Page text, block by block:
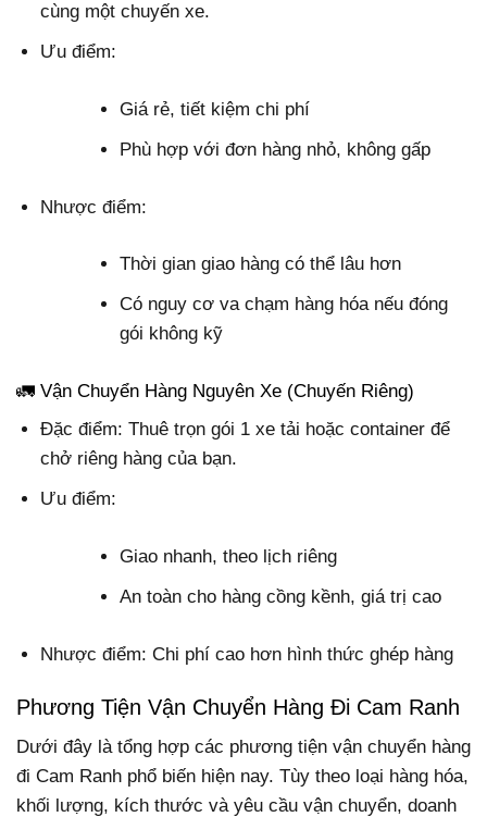
cùng một chuyến xe.
Ưu điểm:
Giá rẻ, tiết kiệm chi phí
Phù hợp với đơn hàng nhỏ, không gấp
Nhược điểm:
Thời gian giao hàng có thể lâu hơn
Có nguy cơ va chạm hàng hóa nếu đóng
gói không kỹ
🚛 Vận Chuyển Hàng Nguyên Xe (Chuyến Riêng)
Đặc điểm: Thuê trọn gói 1 xe tải hoặc container để
chở riêng hàng của bạn.
Ưu điểm:
Giao nhanh, theo lịch riêng
An toàn cho hàng cồng kềnh, giá trị cao
Nhược điểm: Chi phí cao hơn hình thức ghép hàng
Phương Tiện Vận Chuyển Hàng Đi Cam Ranh
Dưới đây là tổng hợp các phương tiện vận chuyển hàng
đi Cam Ranh phổ biến hiện nay. Tùy theo loại hàng hóa,
khối lượng, kích thước và yêu cầu vận chuyển, doanh